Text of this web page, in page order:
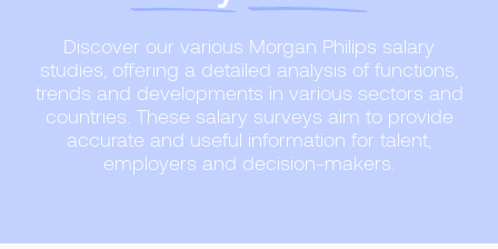
Discover our various Morgan Philips salary
studies, offering a detailed analysis of functions,
trends and developments in various sectors and
countries. These salary surveys aim to provide
accurate and useful information for talent,
employers and decision-makers.